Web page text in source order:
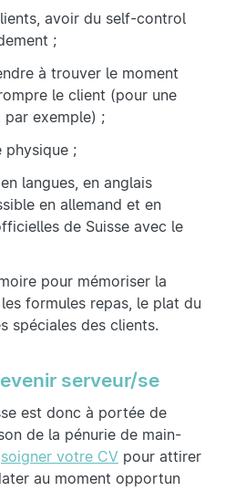
avoir du self-control
;
à trouver le moment
le client (pour une
par exemple) ;
physique ;
langues, en anglais
en allemand et en
de Suisse avec le
pour mémoriser la
formules repas, le plat du
spéciales des clients.
serveur/se
est donc à portée de
de la pénurie de main-
soigner votre CV pour attirer
au moment opportun